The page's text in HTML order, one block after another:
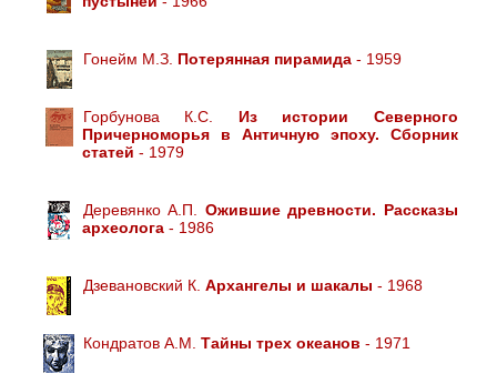
Гонейм М.З. Потерянная пирамида- 1959
Горбунова К.С. Из истории Северного
Причерноморья в Античную эпоху. Сборник
статей - 1979
Деревянко А.П. Ожившие древности. Рассказы
археолога- 1986
Дзевановский К. Архангелы и шакалы - 1968
Кондратов А.М. Тайны трех океанов - 1971